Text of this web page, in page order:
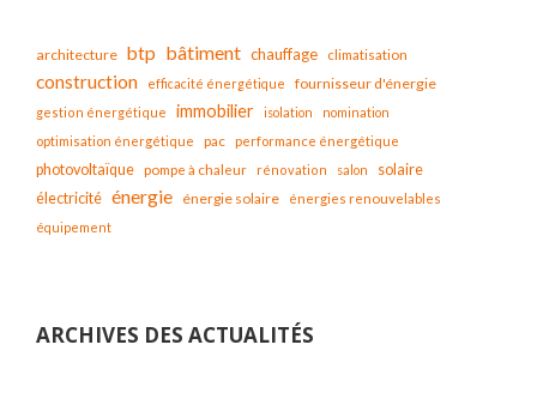
architecture btp bâtiment chauffage climatisation
construction efficacité énergétique fournisseur d'énergie
gestion énergétique immobilier isolation
nomination
optimisation énergétique
pac performance énergétique
photovoltaïque pompe à chaleur rénovation salon solaire
électricité énergie énergie solaire
énergies renouvelables
équipement
ARCHIVES DES ACTUALITÉS